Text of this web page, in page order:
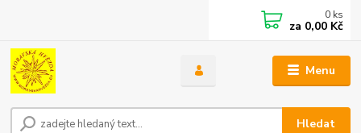
Menu
Hledat
0 ks
za 0,00 Kč